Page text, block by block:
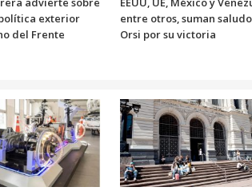
exterior
del Frente
entre otros, suman
Orsi por su victoria